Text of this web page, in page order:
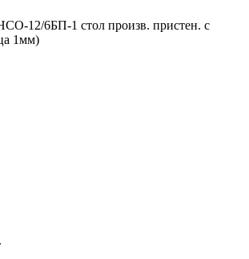
12/6БП-1 стол произв. пристен. с
1мм)